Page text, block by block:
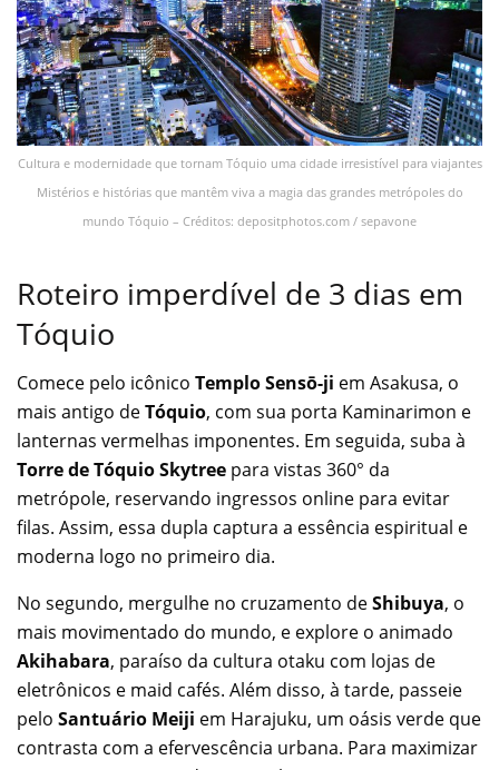
Cultura e modernidade que tornam Tóquio uma cidade irresistível para viajantes
Mistérios e histórias que mantêm viva a magia das grandes metrópoles do
mundo Tóquio – Créditos: depositphotos.com / sepavone
Roteiro imperdível de 3 dias em
Tóquio
Comece pelo icônico Templo Sensō-ji em Asakusa, o
mais antigo deTóquio, com sua porta Kaminarimon e
lanternas vermelhas imponentes. Em seguida, suba à
Torre de Tóquio Skytree para vistas 360° da
metrópole, reservando ingressos online para evitar
filas. Assim, essa dupla captura a essência espiritual e
moderna logo no primeiro dia.
No segundo, mergulhe no cruzamento deShibuya, o
mais movimentado do mundo, e explore o animado
Akihabara, paraíso da cultura otaku com lojas de
eletrônicos e maid cafés. Além disso, à tarde, passeie
pelo Santuário Meiji em Harajuku, um oásis verde que
contrasta com a efervescência urbana. Para maximizar